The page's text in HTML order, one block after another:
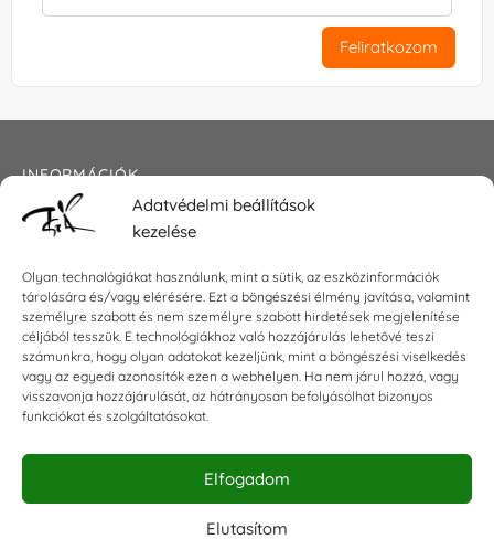
Adatvédelmi beállítások
kezelése
Olyan technológiákat használunk, mint a sütik, az eszközinformációk
tárolására és/vagy elérésére. Ezt a böngészési élmény javítása, valamint
személyre szabott és nem személyre szabott hirdetések megjelenítése
céljából tesszük. E technológiákhoz való hozzájárulás lehetővé teszi
számunkra, hogy olyan adatokat kezeljünk, mint a böngészési viselkedés
vagy az egyedi azonosítók ezen a webhelyen. Ha nem járul hozzá, vagy
visszavonja hozzájárulását, az hátrányosan befolyásolhat bizonyos
funkciókat és szolgáltatásokat.
Elfogadom
Elutasítom
Feliratkozom
INFORMÁCIÓK
Általános szerződési feltételek
Impresszum
KAPCSOLAT
E-mail:shop@torokszilvi.com
Telefon: +36 30 6767872
KÖZÖSSÉGI